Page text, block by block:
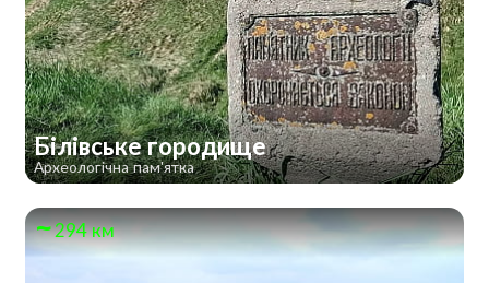
Білівське городище
Археологічна пам'ятка
294 км